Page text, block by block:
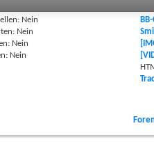
Nein
Nein
Nein
Nein